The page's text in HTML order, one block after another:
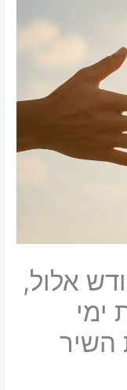
אלול,
ימי
השיר